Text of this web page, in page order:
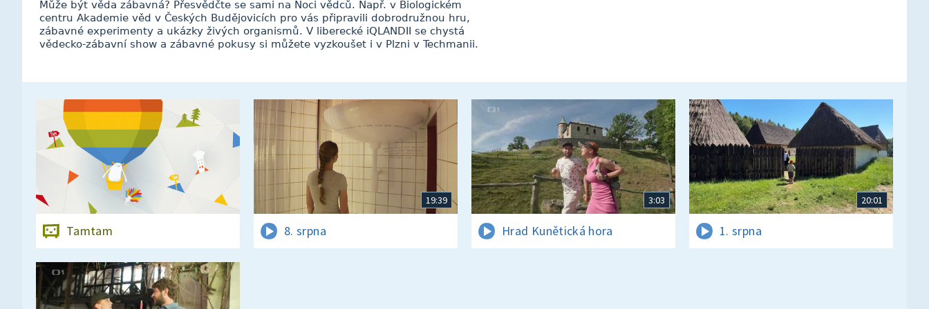
Může být věda zábavná? Přesvědčte se sami na Noci vědců. Např. v Biologickém
centru Akademie věd v Českých Budějovicích pro vás připravili dobrodružnou hru,
zábavné experimenty a ukázky živých organismů. V liberecké iQLANDII se chystá
vědecko-zábavní show a zábavné pokusy si můžete vyzkoušet i v Plzni v Techmanii.
Tamtam
19:39
8. srpna
3:03
Hrad Kunětická hora
20:01
1. srpna